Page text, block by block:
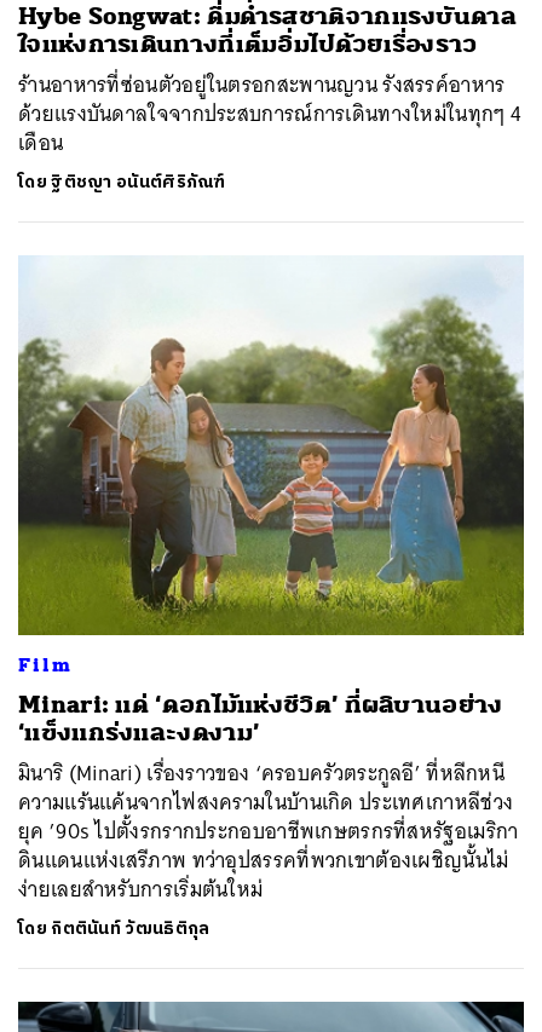
Hybe Songwat: ดื่มด่ำรสชาติจากแรงบันดาล
ใจแห่งการเดินทางที่เต็มอิ่มไปด้วยเรื่องราว
ร้านอาหารที่ซ่อนตัวอยู่ในตรอกสะพานญวน รังสรรค์อาหาร
ด้วยแรงบันดาลใจจากประสบการณ์การเดินทางใหม่ในทุกๆ 4
เดือน
โดยฐิติชญา อนันต์ศิริภัณฑ์
Film
Minari: แด่ ‘ดอกไม้แห่งชีวิต’ ที่ผลิบานอย่าง
‘แข็งแกร่งและงดงาม’
มินาริ (Minari) เรื่องราวของ ‘ครอบครัวตระกูลอี’ ที่หลีกหนี
ความแร้นแค้นจากไฟสงครามในบ้านเกิด ประเทศเกาหลีช่วง
ยุค ’90s ไปตั้งรกรากประกอบอาชีพเกษตรกรที่สหรัฐอเมริกา
ดินแดนแห่งเสรีภาพ ทว่าอุปสรรคที่พวกเขาต้องเผชิญนั้นไม่
ง่ายเลยสำหรับการเริ่มต้นใหม่
โดย กิตตินันท์ วัฒนธิติกุล